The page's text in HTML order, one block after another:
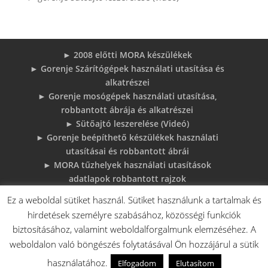
► 2008 előtti MORA készülékek
► Gorenje Szárítógépek használati utasítása és
alkatrészei
► Gorenje mosógépek használati utasítása,
robbantott ábrája és alkatrészei
► Sütőajtó leszerelése (Videó)
► Gorenje beépíthető készülékek használati
utasításai és robbantott ábrái
► MORA tűzhelyek használati utasítások
adatlapok robbantott rajzok
megoldások
► 6 gyakori sütő hiba, és megoldások
♦Gorenje Háztartásigépek adattábláiról:
Ez a weboldal sütiket használ. Sütiket használunk a tartalmak és
hirdetések személyre szabásához, közösségi funkciók
biztosításához, valamint weboldalforgalmunk elemzéséhez. A
weboldalon való böngészés folytatásával Ön hozzájárul a sütik
használatához.
Elfogadom Elutasítom